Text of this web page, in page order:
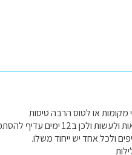
מקומות או לטוס הרבה טיסות
להסתפק בשני איים בלבד.
ולכל אחד יש ייחוד משלו.